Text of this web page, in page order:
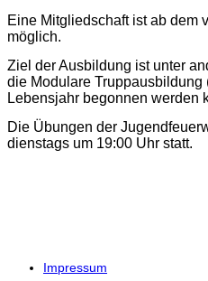
Eine Mitgliedschaft ist ab dem
möglich.
Ziel der Ausbildung ist unter
die Modulare Truppausbildung
Lebensjahr begonnen werden
Die Übungen der
dienstags um 19:00 Uhr statt.
Impressum